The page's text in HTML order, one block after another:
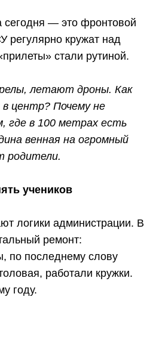
сегодня — это фронтовой
регулярно кружат над
стали рутиной.
летают дроны. Как
центр? Почему не
где в 100 метрах есть
венная на огромный
родители.
учеников
логики администрации. В
ремонт:
по последнему слову
работали кружки.
году.